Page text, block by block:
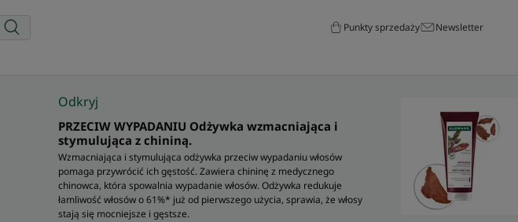
Punkty sprzedaży Newsletter
Odkryj
PRZECIW WYPADANIU Odżywka wzmacniająca i
stymulująca z chininą.
Wzmacniająca i stymulująca odżywka przeciw wypadaniu włosów
pomaga przywrócić ich gęstość. Zawiera chininę z medycznego
chinowca, która spowalnia wypadanie włosów. Odżywka redukuje
łamliwość włosów o 61%* już od pierwszego użycia, sprawia, że włosy
stają się mocniejsze i gęstsze.